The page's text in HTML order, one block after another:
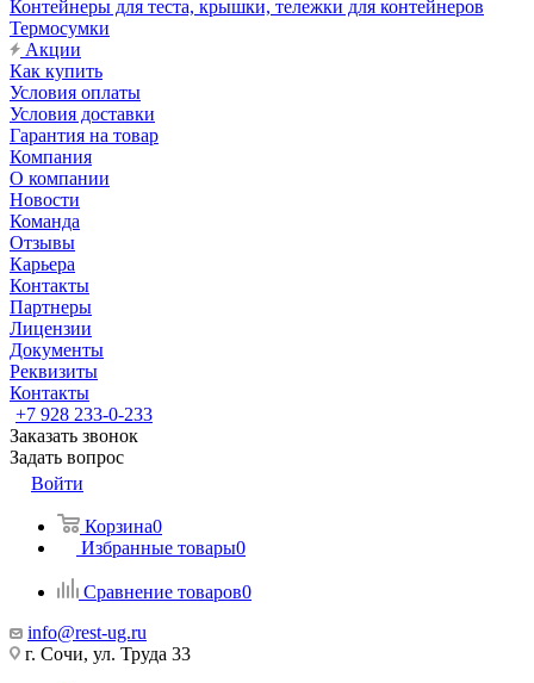
Контейнеры для теста, крышки, тележки для контейнеров
Термосумки
Акции
Как купить
Условия оплаты
Условия доставки
Гарантия на товар
Компания
О компании
Новости
Команда
Отзывы
Карьера
Контакты
Партнеры
Лицензии
Документы
Реквизиты
Контакты
+7 928 233-0-233
Заказать звонок
Задать вопрос
Войти
Корзина0
Избранные товары0
Сравнение товаров0
info@rest-ug.ru
г. Сочи, ул. Труда 33